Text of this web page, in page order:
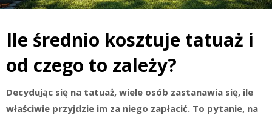
Ile średnio kosztuje tatuaż i
od czego to zależy?
Decydując się na tatuaż, wiele osób zastanawia się, ile
właściwie przyjdzie im za niego zapłacić. To pytanie, na